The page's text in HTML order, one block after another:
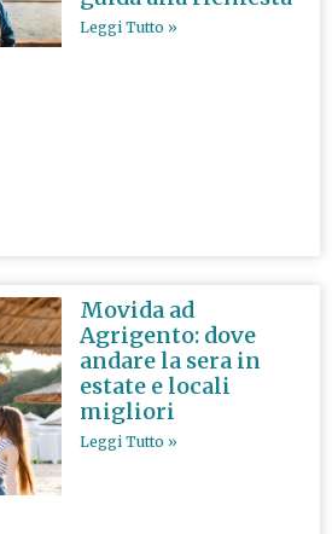
Leggi Tutto »
Movida ad
Agrigento: dove
andare la sera in
estate e locali
migliori
Leggi Tutto »